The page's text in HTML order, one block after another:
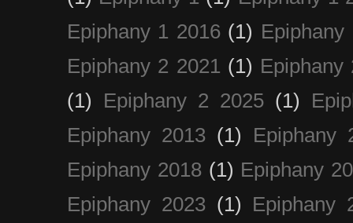
Epiphany 1 2016 (1) Epiphany
Epiphany 2 2021 (1) Epiphany
(1)
Epiphany 2 2025 (1)
Epiphany 2013 (1)
Epiphany
Epiphany 2018 (1) Epiphany
Epiphany 2023 (1)
Epiphany